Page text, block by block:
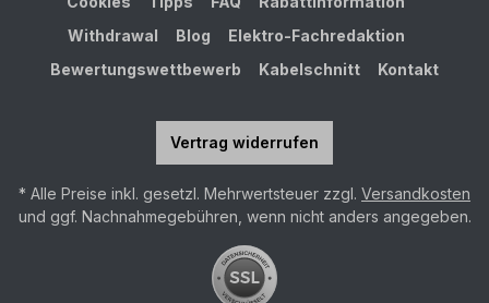
Withdrawal
Blog
Elektro-Fachredaktion
Bewertungswettbewerb
Kabelschnitt Kontakt
Vertrag widerrufen
* Alle Preise inkl. gesetzl. Mehrwertsteuer zzgl. Versandkosten
und ggf. Nachnahmegebühren, wenn nicht anders angegeben.